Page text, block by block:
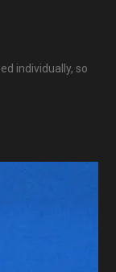
individually, so